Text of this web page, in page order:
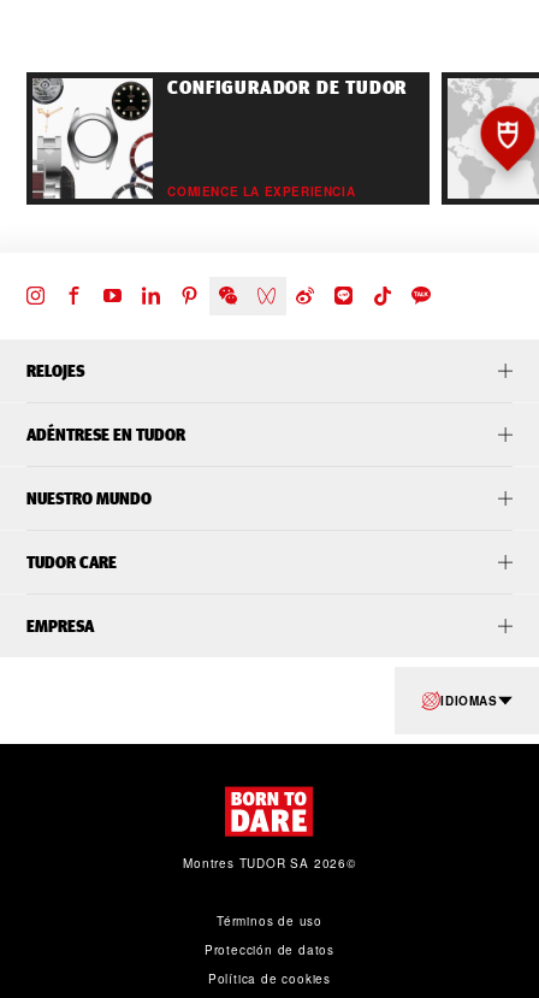
CONFIGURADOR DE TUDOR
COMIENCE LA EXPERIENCIA
RELOJES
ADÉNTRESE EN TUDOR
NUESTRO MUNDO
TUDOR CARE
EMPRESA
IDIOMAS
Términos de uso
Protección de datos
Política de cookies
Montres TUDOR SA 2026©